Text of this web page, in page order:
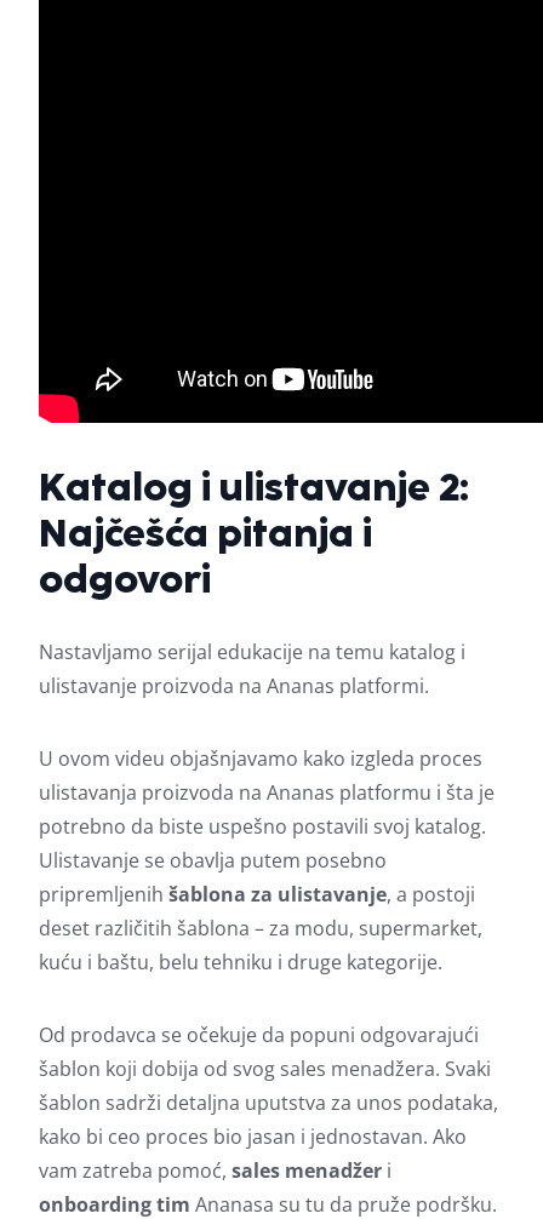
Katalog i ulistavanje 2:
Najčešća pitanja i
odgovori
Nastavljamo serijal edukacije na temu katalog i
ulistavanje proizvoda na Ananas platformi.
U ovom videu objašnjavamo kako izgleda proces
ulistavanja proizvoda na Ananas platformu i šta je
potrebno da biste uspešno postavili svoj katalog.
Ulistavanje se obavlja putem posebno
pripremljenih šablona za ulistavanje, a postoji
deset različitih šablona – za modu, supermarket,
kuću i baštu, belu tehniku i druge kategorije.
Od prodavca se očekuje da popuni odgovarajući
šablon koji dobija od svog sales menadžera. Svaki
šablon sadrži detaljna uputstva za unos podataka,
kako bi ceo proces bio jasan i jednostavan. Ako
vam zatreba pomoć, sales menadžer i
onboarding tim Ananasa su tu da pruže podršku.